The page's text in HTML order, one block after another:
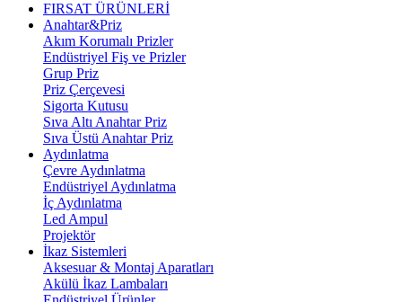
FIRSAT ÜRÜNLERİ
Anahtar&Priz
Akım Korumalı Prizler
Endüstriyel Fiş ve Prizler
Grup Priz
Priz Çerçevesi
Sigorta Kutusu
Sıva Altı Anahtar Priz
Sıva Üstü Anahtar Priz
Aydınlatma
Çevre Aydınlatma
Endüstriyel Aydınlatma
İç Aydınlatma
Led Ampul
Projektör
İkaz Sistemleri
Aksesuar & Montaj Aparatları
Akülü İkaz Lambaları